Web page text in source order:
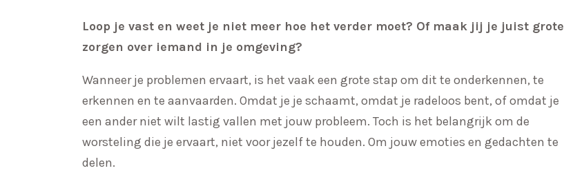
Loop je vast en weet je niet meer hoe het verder moet? Of maak jij je juist grote
zorgen over iemand in je omgeving?
Wanneer je problemen ervaart, is het vaak een grote stap om dit te onderkennen, te
erkennen en te aanvaarden. Omdat je je schaamt, omdat je radeloos bent, of omdat je
een ander niet wilt lastig vallen met jouw probleem. Toch is het belangrijk om de
worsteling die je ervaart, niet voor jezelf te houden. Om jouw emoties en gedachten te
delen.